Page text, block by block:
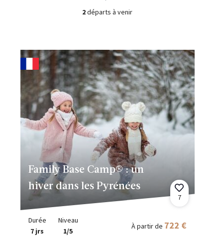
2départs à venir
Family Base Camp® : un
hiver dans les Pyrénées
7
Durée
7 jrs
Niveau
1/5
À partir de 722 €